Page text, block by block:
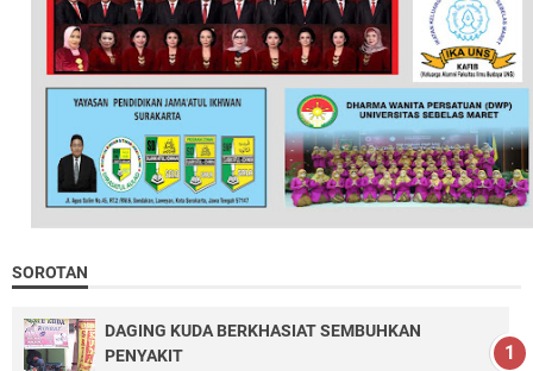
SOROTAN
DAGING KUDA BERKHASIAT SEMBUHKAN
PENYAKIT